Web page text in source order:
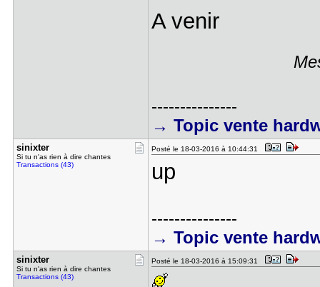
A venir
---------------
→ Topic vente
sinixter
Si tu n'as rien à dire chantes
Transactions (43)
Posté le 18-03-2016 à 10:44:31
up
---------------
→ Topic vente
sinixter
Si tu n'as rien à dire chantes
Transactions (43)
Posté le 18-03-2016 à 15:09:31